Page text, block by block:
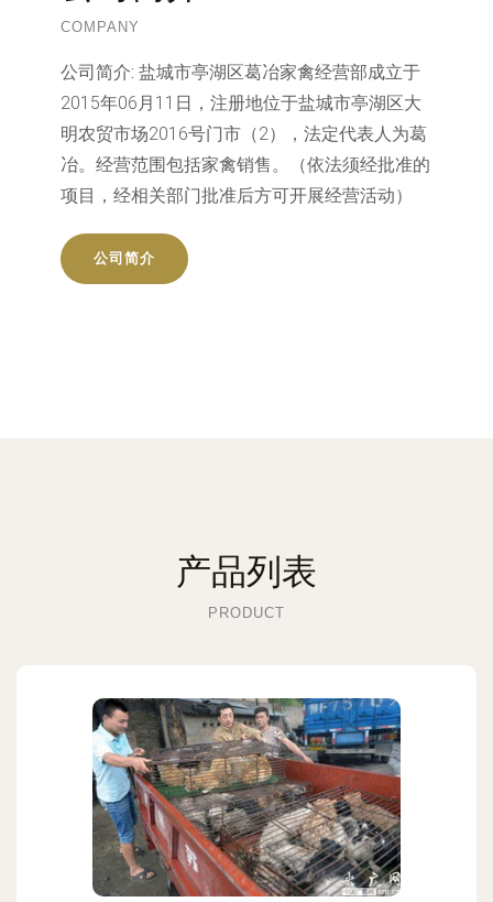
COMPANY
公司简介: 盐城市亭湖区葛冶家禽经营部成立于
2015年06月11日，注册地位于盐城市亭湖区大
明农贸市场2016号门市（2），法定代表人为葛
冶。经营范围包括家禽销售。（依法须经批准的
项目，经相关部门批准后方可开展经营活动）
公司简介
产品列表
PRODUCT